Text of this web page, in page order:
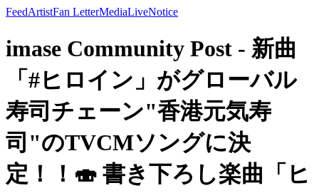
FeedArtistFan LetterMediaLiveNotice
imase Community Post - 新曲
「#ヒロイン」がグローバル
寿司チェーン"香港元気寿
司"のTVCMソングに決
定！！🍣 書き下ろし楽曲「ヒ